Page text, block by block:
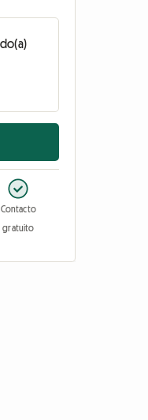
Contacto
gratuito